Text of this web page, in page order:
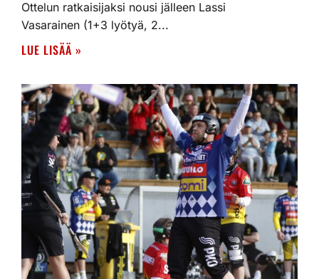
Ottelun ratkaisijaksi nousi jälleen Lassi
Vasarainen (1+3 lyötyä, 2...
LUE LISÄÄ »